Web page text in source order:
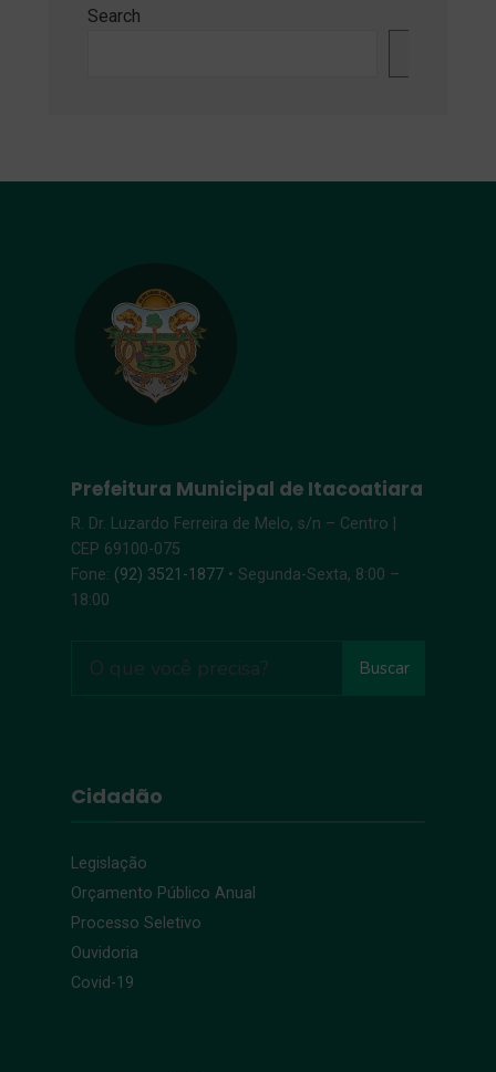
Search
Prefeitura Municipal de Itacoatiara
R. Dr. Luzardo Ferreira de Melo, s/n – Centro |
CEP 69100-075
Fone: (92) 3521-1877 • Segunda-Sexta, 8:00 –
18:00
Buscar
Cidadão
Legislação
Orçamento Público Anual
Processo Seletivo
Ouvidoria
Covid-19